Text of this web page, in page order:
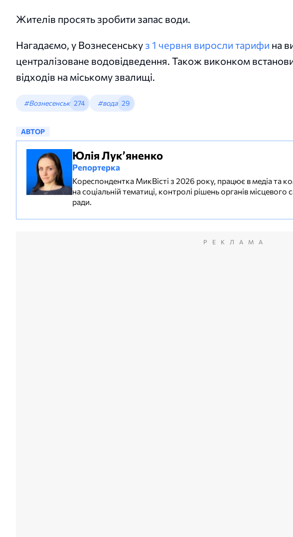
Жителів просять зробити запас води.
Нагадаємо, у Вознесенську з 1 червня виросли тарифи на
централізоване водовідведення. Також виконком
відходів на міському звалищі.
#Вознесенськ 274 #вода 29
АВТОР
Юлія Лук’яненко
Репортерка
Кореспондентка МикВісті з 2026 року, працює в медіа та
на соціальній тематиці, контролі рішень органів місцевого
ради.
РЕКЛАМА